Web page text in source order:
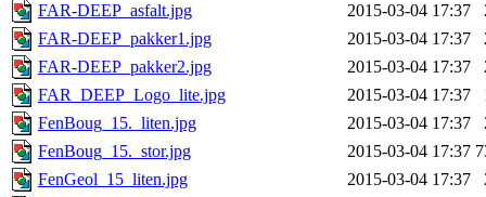
FAR-DEEP_asfalt.jpg
2015-03-04 17:37
FAR-DEEP_pakker1.jpg
2015-03-04 17:37
FAR-DEEP_pakker2.jpg
2015-03-04 17:37
FAR_DEEP_Logo_lite.jpg
2015-03-04 17:37
FenBoug_15._liten.jpg
2015-03-04 17:37
FenBoug_15._stor.jpg
2015-03-04 17:37
FenGeol_15_liten.jpg
2015-03-04 17:37